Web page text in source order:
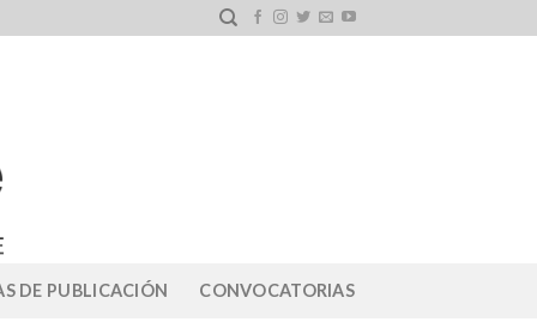
DE PUBLICACIÓN CONVOCATORIAS